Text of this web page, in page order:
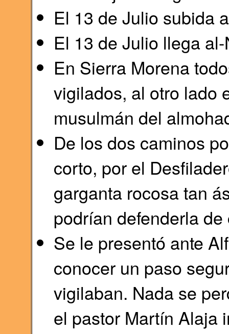
El 13 de Julio subida
El 13 de Julio llega
En Sierra Morena
vigilados, al otro lado
musulmán del
De los dos caminos
corto, por el
garganta rocosa tan
podrían defenderla
Se le presentó ante
conocer un paso
vigilaban. Nada se
el pastor Martín Alaja